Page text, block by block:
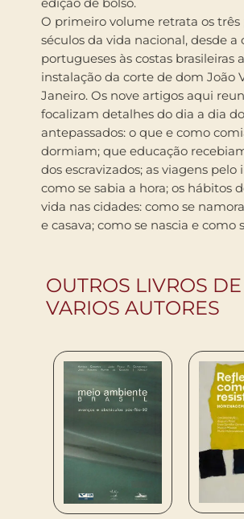
O primeiro volume retrata os
séculos da vida nacional, desde a
portugueses às costas brasileiras
instalação da corte de dom João
Janeiro. Os nove artigos aqui
focalizam detalhes do dia a dia
antepassados: o que e como
dormiam; que educação
dos escravizados; as viagens pelo
como se sabia a hora; os hábitos
vida nas cidades: como se
e casava; como se nascia e como
OUTROS LIVROS DE
VARIOS AUTORES